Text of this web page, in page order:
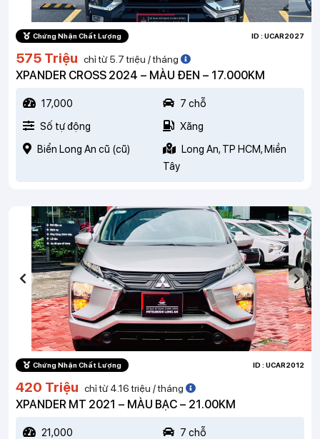
Chứng Nhận Chất Lượng ID : UCAR2027
575 Triệu chỉ từ 5.7 triệu / tháng
XPANDER CROSS 2024 – MÀU ĐEN – 17.000KM
17,000
7 chỗ
Số tự động
Xăng
Biển Long An cũ (cũ)
Long An, TP HCM, Miền
Tây
Chứng Nhận Chất Lượng ID : UCAR2012
420 Triệu chỉ từ 4.16 triệu / tháng
XPANDER MT 2021 – MÀU BẠC – 21.00KM
21,000
7 chỗ